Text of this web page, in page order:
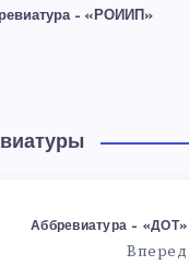
– «РОИИП»
Аббревиатура – «ДОТ»
Вперед